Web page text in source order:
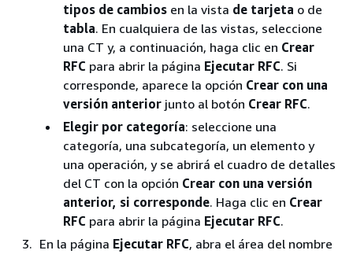
tipos de cambios en la vista de tarjeta o de
tabla. En cualquiera de las vistas, seleccione
una CT y, a continuación, haga clic en Crear
RFC para abrir la página Ejecutar RFC. Si
corresponde, aparece la opción Crear con una
versión anterior junto al botón Crear RFC.
Elegir por categoría: seleccione una
categoría, una subcategoría, un elemento y
una operación, y se abrirá el cuadro de detalles
del CT con la opción Crear con una versión
anterior, si corresponde. Haga clic en Crear
RFC para abrir la página Ejecutar RFC.
En la página Ejecutar RFC, abra el área del nombre